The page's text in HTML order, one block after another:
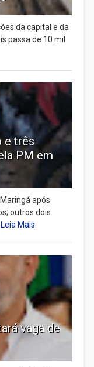
da capital e da
passa de 10 mil
e três
PM em
após
outros dois
Leia Mais
vaga de